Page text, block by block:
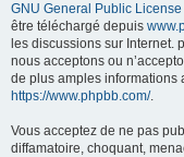
GNU General Public License
être téléchargé depuis
les discussions sur Internet.
nous acceptons ou
de plus amples informations
https://www.phpbb.com/.
Vous acceptez de ne pas
diffamatoire, choquant,